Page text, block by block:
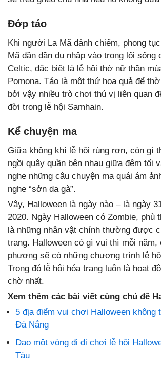
Đớp táo
Khi người La Mã đánh chiếm, phong
Mã dần dần du nhập vào trong lối sống
Celtic, đặc biệt là lễ hội thờ nữ thần
Pomona. Táo là một thứ hoa quả để
bởi vậy nhiều trò chơi thú vị liên quan
đời trong lễ hội Samhain.
Kể chuyện ma
Giữa không khí lễ hội rùng rợn, còn gì
ngồi quây quần bên nhau giữa đêm tối
nghe những câu chuyện ma quái ám
nghe “sởn da gà”.
Vậy, Halloween là ngày nào – là ngày
2020. Ngày Halloween có Zombie, phù
là những nhân vật chính thường được
trang. Halloween có gì vui thì mỗi năm,
phương sẽ có những chương trình lễ
Trong đó lễ hội hóa trang luôn là hoạt
chờ nhất.
Xem thêm các bài viết cùng chủ đề
5 địa điểm vui chơi Halloween không
Đà Nẵng
Dạo một vòng đi đi chơi lễ hội
Tàu